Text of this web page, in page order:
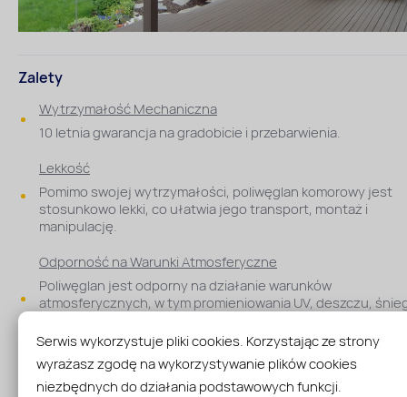
Serwis wykorzystuje pliki cookies. Korzystając ze strony
wyrażasz zgodę na wykorzystywanie plików cookies
niezbędnych do działania podstawowych funkcji.
Zalety
Wytrzymałość Mechaniczna
10 letnia gwarancja na gradobicie i przebarwienia.
Lekkość
Pomimo swojej wytrzymałości, poliwęglan komorowy jest
stosunkowo lekki, co ułatwia jego transport, montaż i
manipulację.
Odporność na Warunki Atmosferyczne
Poliwęglan jest odporny na działanie warunków
atmosferycznych, w tym promieniowania UV, deszczu,
mechaniczne przez długi czas.
Łatwość Obróbki